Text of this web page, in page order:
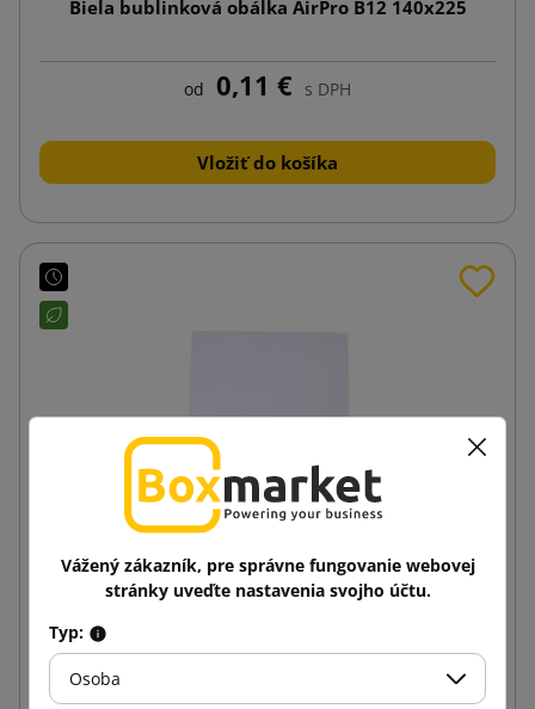
Biela bublinková obálka AirPro B12 140x225
od 0,11 € s DPH
Vložiť do košíka
Biela papierová obálka s lepiacim pásikom C5
Vážený zákazník, pre správne fungovanie webovej
stránky uveďte nastavenia svojho účtu.
Typ:
Osoba